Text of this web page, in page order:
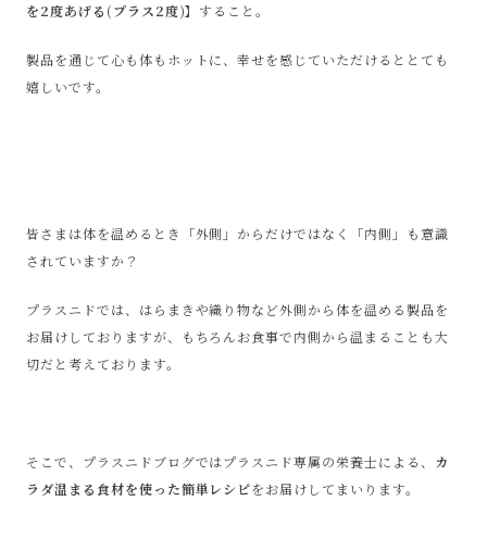
を2度あげる(プラス2度)】すること。
製品を通じて心も体もホットに、幸せを感じていただけるととても
嬉しいです。
皆さまは体を温めるとき「外側」からだけではなく「内側」も意識
されていますか？
プラスニドでは、はらまきや織り物など外側から体を温める製品を
お届けしておりますが、
もちろんお食事で内側から温まることも大
切だと考えております。
そこで、プラスニドブログではプラスニド専属の栄養士による、
カ
ラダ温まる食材を使った簡単レシピをお届けしてまいります。